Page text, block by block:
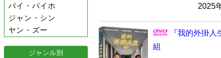
バイ・バイホ
ジャン・シン
ヤン・ズー
ジャンル別
2025
『我的外掛
組